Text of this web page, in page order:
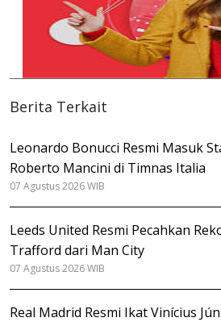
Berita Terkait
Leonardo Bonucci Resmi Masuk
Roberto Mancini di Timnas Italia
07 Agustus 2026 WIB
Leeds United Resmi Pecahkan
Trafford dari Man City
07 Agustus 2026 WIB
Real Madrid Resmi Ikat Vinícius